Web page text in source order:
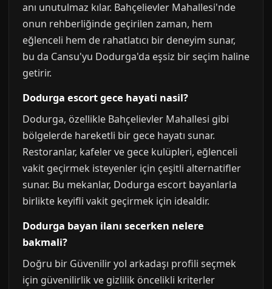
anı unutulmaz kılar. Bahçelievler Mahallesi'nde
onun rehberliğinde geçirilen zaman, hem
eğlenceli hem de rahatlatıcı bir deneyim sunar,
bu da Cansu'yu Dodurga'da eşsiz bir seçim haline
getirir.
Dodurga escort gece hayati nasil?
Dodurga, özellikle Bahçelievler Mahallesi gibi
bölgelerde hareketli bir gece hayatı sunar.
Restoranlar, kafeler ve gece kulüpleri, eğlenceli
vakit geçirmek isteyenler için çeşitli alternatifler
sunar. Bu mekanlar, Dodurga escort bayanlarla
birlikte keyifli vakit geçirmek için idealdir.
Dodurga bayan ilanı secerken nelere
bakmali?
Doğru bir Güvenilir yol arkadaşı profili seçmek
için güvenilirlik ve gizlilik öncelikli kriterler